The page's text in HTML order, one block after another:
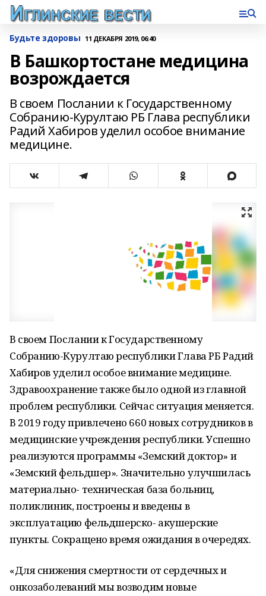
Будьте здоровы 11 ДЕКАБРЯ 2019, 06:40
В Башкортостане медицина
возрождается
В своем Послании к Государственному
Собранию-Курултаю РБ Глава республики
Радий Хабиров уделил особое внимание
медицине.
В своем Послании к Государственному
Собранию-Курултаю республики Глава РБ Радий
Хабиров уделил особое внимание медицине.
Здравоохранение также было одной из главной
проблем республики. Сейчас ситуация меняется.
В 2019 году привлечено 660 новых сотрудников в
медицинские учреждения республики. Успешно
реализуются программы «Земский доктор» и
«Земский фельдшер». Значительно улучшилась
материально- техническая база больниц,
поликлиник, построены и введены в
эксплуатацию фельдшерско- акушерские
пункты. Сокращено время ожидания в очередях.
«Для снижения смертности от сердечных и
онкозаболеваний мы возводим новые